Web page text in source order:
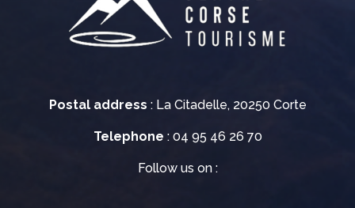
Postal address : La Citadelle, 20250 Corte
Telephone : 04 95 46 26 70
Follow us on :